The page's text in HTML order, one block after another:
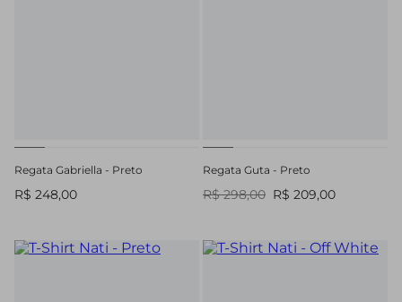
Regata Gabriella - Preto
R$ 248,00
Regata Guta - Preto
R$ 298,00 R$ 209,00